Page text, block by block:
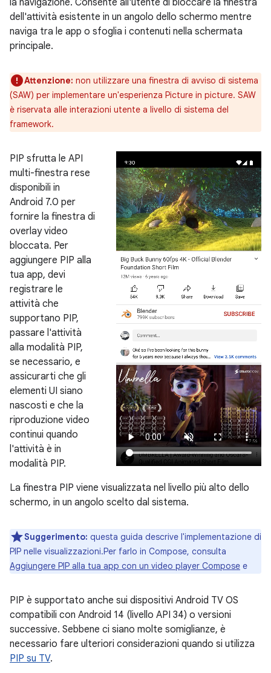
la navigazione. Consente all'utente di bloccare la finestra
dell'attività esistente in un angolo dello schermo mentre
naviga tra le app o sfoglia i contenuti nella schermata
principale.
Attenzione: non utilizzare una finestra di avviso di sistema
(SAW) per implementare un'esperienza Picture in picture. SAW
è riservata alle interazioni utente a livello di sistema del
framework.
PIP sfrutta le API
multi-finestra rese
disponibili in
Android 7.0 per
fornire la finestra di
overlay video
bloccata. Per
aggiungere PIP alla
tua app, devi
registrare le
attività che
supportano PIP,
passare l'attività
alla modalità PIP,
se necessario, e
assicurarti che gli
elementi UI siano
nascosti e che la
riproduzione video
continui quando
l'attività è in
modalità PIP.
La finestra PIP viene visualizzata nel livello più alto dello
schermo, in un angolo scelto dal sistema.
Suggerimento: questa guida descrive l'implementazione di
PIP nelle visualizzazioni.Per farlo in Compose, consulta
Aggiungere PIP alla tua app con un video player Compose e
PIP è supportato anche sui dispositivi Android TV OS
compatibili con Android 14 (livello API 34) o versioni
successive. Sebbene ci siano molte somiglianze, è
necessario fare ulteriori considerazioni quando si utilizza
PIP su TV.